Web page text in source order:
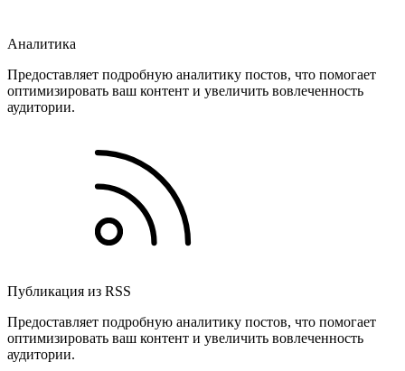
Аналитика
Предоставляет подробную аналитику постов, что помогает
оптимизировать ваш контент и увеличить вовлеченность
аудитории.
Публикация из RSS
Предоставляет подробную аналитику постов, что помогает
оптимизировать ваш контент и увеличить вовлеченность
аудитории.